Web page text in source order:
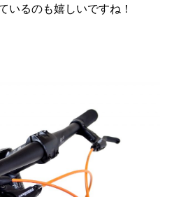
いるのも嬉しいですね！